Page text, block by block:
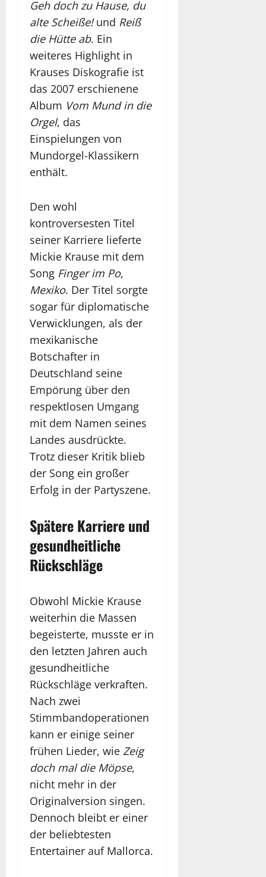
Geh doch zu Hause, du
alte Scheiße!und Reiß
die Hütte ab. Ein
weiteres Highlight in
Krauses Diskografie ist
das 2007 erschienene
Album Vom Mund in die
Orgel, das
Einspielungen von
Mundorgel-Klassikern
enthält.
Den wohl
kontroversesten Titel
seiner Karriere lieferte
Mickie Krause mit dem
Song Finger im Po,
Mexiko. Der Titel sorgte
sogar für diplomatische
Verwicklungen, als der
mexikanische
Botschafter in
Deutschland seine
Empörung über den
respektlosen Umgang
mit dem Namen seines
Landes ausdrückte.
Trotz dieser Kritik blieb
der Song ein großer
Erfolg in der Partyszene.
Spätere Karriere und
gesundheitliche
Rückschläge
Obwohl Mickie Krause
weiterhin die Massen
begeisterte, musste er in
den letzten Jahren auch
gesundheitliche
Rückschläge verkraften.
Nach zwei
Stimmbandoperationen
kann er einige seiner
frühen Lieder, wie Zeig
doch mal die Möpse,
nicht mehr in der
Originalversion singen.
Dennoch bleibt er einer
der beliebtesten
Entertainer auf Mallorca.